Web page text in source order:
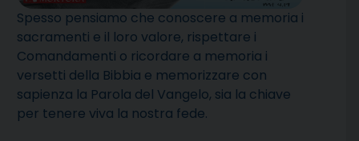
Spesso pensiamo che conoscere a memoria i
sacramenti e il loro valore, rispettare i
Comandamenti o ricordare a memoria i
versetti della Bibbia e memorizzare con
sapienza la Parola del Vangelo, sia la chiave
per tenere viva la nostra fede.